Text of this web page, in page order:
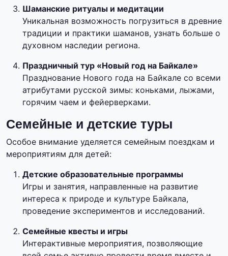
Шаманские ритуалы и медитации
Уникальная возможность погрузиться в древние
традиции и практики шаманов, узнать больше о
духовном наследии региона.
Праздничный тур «Новый год на Байкале»
Празднование Нового года на Байкале со всеми
атрибутами русской зимы: коньками, лыжами,
горячим чаем и фейерверками.
Семейные и детские туры
Особое внимание уделяется семейным поездкам и
мероприятиям для детей:
Детские образовательные программы
Игры и занятия, направленные на развитие
интереса к природе и культуре Байкала,
проведение экспериментов и исследований.
Семейные квесты и игры
Интерактивные мероприятия, позволяющие